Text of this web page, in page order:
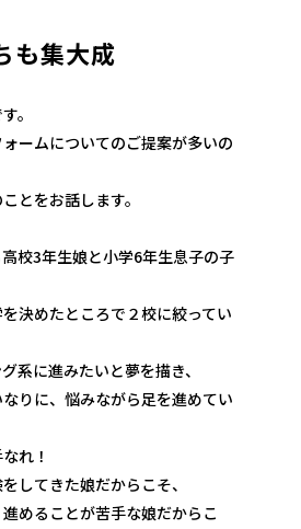
も集大成
。
ームについてのご提案が多いの
とをお話します。
校3年生娘と小学6年生息子の子
決めたところで２校に絞ってい
系に進みたいと夢を描き、
りに、悩みながら足を進めてい
れ！
してきた娘だからこそ、
めることが苦手な娘だからこ